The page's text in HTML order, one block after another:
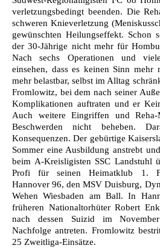
verletzungsbedingt beenden. Die
schweren Knieverletzung
gewünschten Heilungseffekt. Schon
der 30-Jährige nicht mehr für
Nach sechs Operationen und
einsehen, dass es keinen Sinn
mehr belastbar, selbst im Alltag
Fromlowitz, bei dem nach seiner
Komplikationen auftraten und er
Auch weitere Eingriffen und Reha-
Beschwerden nicht beheben.
Konsequenzen. Der gebürtige
Sommer eine Ausbildung anstrebt
beim A-Kreisligisten SSC Landstuhl
Profi für seinen Heimatklub 1.
Hannover 96, den MSV Duisburg,
Wehen Wiesbaden am Ball. In
früheren Nationaltorhüter Robert
nach dessen Suizid im
Nachfolge antreten. Fromlowitz
25 Zweitliga-Einsätze.